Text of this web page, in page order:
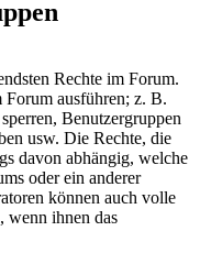
Rechte im Forum.
ausführen; z. B.
Benutzergruppen
usw. Die Rechte, die
davon abhängig, welche
oder ein anderer
können auch volle
wenn ihnen das